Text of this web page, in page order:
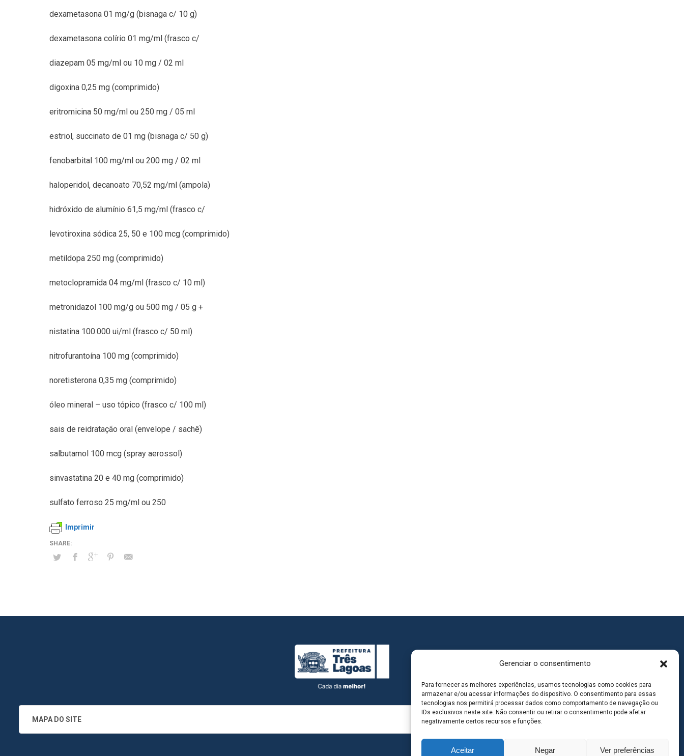
Gerenciar o consentimento
Para fornecer as melhores experiências, usamos tecnologias como cookies para
armazenar e/ou acessar informações do dispositivo. O consentimento para essas
tecnologias nos permitirá processar dados como comportamento de navegação ou
IDs exclusivos neste site. Não consentir ou retirar o consentimento pode afetar
negativamente certos recursos e funções.
Aceitar Negar Ver preferências
dexametasona 01 mg/g (bisnaga c/ 10 g)
dexametasona colírio 01 mg/ml (frasco c/
diazepam 05 mg/ml ou 10 mg / 02 ml
digoxina 0,25 mg (comprimido)
eritromicina 50 mg/ml ou 250 mg / 05 ml
estriol, succinato de 01 mg (bisnaga c/ 50 g)
fenobarbital 100 mg/ml ou 200 mg / 02 ml
haloperidol, decanoato 70,52 mg/ml (ampola)
hidróxido de alumínio 61,5 mg/ml (frasco c/
levotiroxina sódica 25, 50 e 100 mcg (comprimido)
metildopa 250 mg (comprimido)
metoclopramida 04 mg/ml (frasco c/ 10 ml)
metronidazol 100 mg/g ou 500 mg / 05 g +
nistatina 100.000 ui/ml (frasco c/ 50 ml)
nitrofurantoína 100 mg (comprimido)
noretisterona 0,35 mg (comprimido)
óleo mineral – uso tópico (frasco c/ 100 ml)
sais de reidratação oral (envelope / sachê)
salbutamol 100 mcg (spray aerossol)
sinvastatina 20 e 40 mg (comprimido)
sulfato ferroso 25 mg/ml ou 250
Imprimir
MAPA DO SITE